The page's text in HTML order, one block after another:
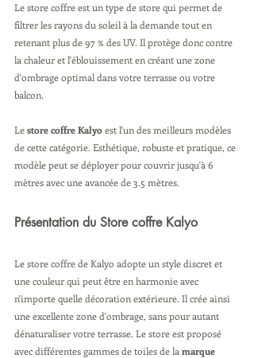
Le store coffre est un type de store qui permet de
filtrer les rayons du soleil à la demande tout en
retenant plus de 97 % des UV. Il protège donc contre
la chaleur et l'éblouissement en créant une zone
d'ombrage optimal dans votre terrasse ou votre
balcon.
Le store coffre Kalyo est l'un des meilleurs modèles
de cette catégorie. Esthétique, robuste et pratique, ce
modèle peut se déployer pour couvrir jusqu'à 6
mètres avec une avancée de 3.5 mètres.
Présentation du Store coffre Kalyo
Le store coffre de Kalyo adopte un style discret et
une couleur qui peut être en harmonie avec
n'importe quelle décoration extérieure. Il crée ainsi
une excellente zone d'ombrage, sans pour autant
dénaturaliser votre terrasse. Le store est proposé
avec différentes gammes de toiles de la marque